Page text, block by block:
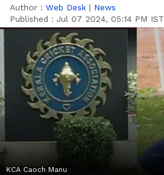
Author : Web Desk | News
Published : Jul 07 2024, 05:14 PM IST
KCA Caoch Manu